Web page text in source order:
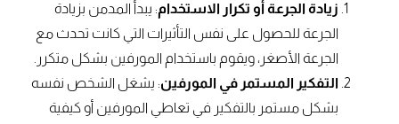
زيادة الجرعة أو تكرار الاستخدام: يبدأ المدمن بزيادة
الجرعة للحصول على نفس التأثيرات التي كانت تحدث مع
الجرعة الأصغر، ويقوم باستخدام المورفين بشكل متكرر.
التفكير المستمر في المورفين: يشغل الشخص نفسه
بشكل مستمر بالتفكير في تعاطي المورفين أو كيفية